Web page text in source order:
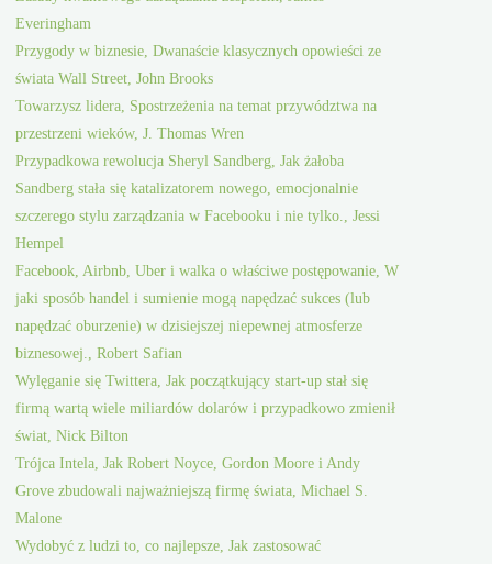
Everingham
Przygody w biznesie, Dwanaście klasycznych opowieści ze
świata Wall Street, John Brooks
Towarzysz lidera, Spostrzeżenia na temat przywództwa na
przestrzeni wieków, J. Thomas Wren
Przypadkowa rewolucja Sheryl Sandberg, Jak żałoba
Sandberg stała się katalizatorem nowego, emocjonalnie
szczerego stylu zarządzania w Facebooku i nie tylko., Jessi
Hempel
Facebook, Airbnb, Uber i walka o właściwe postępowanie, W
jaki sposób handel i sumienie mogą napędzać sukces (lub
napędzać oburzenie) w dzisiejszej niepewnej atmosferze
biznesowej., Robert Safian
Wylęganie się Twittera, Jak początkujący start-up stał się
firmą wartą wiele miliardów dolarów i przypadkowo zmienił
świat, Nick Bilton
Trójca Intela, Jak Robert Noyce, Gordon Moore i Andy
Grove zbudowali najważniejszą firmę świata, Michael S.
Malone
Wydobyć z ludzi to, co najlepsze, Jak zastosować